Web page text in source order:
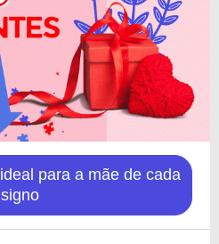
para a mãe de cada
signo